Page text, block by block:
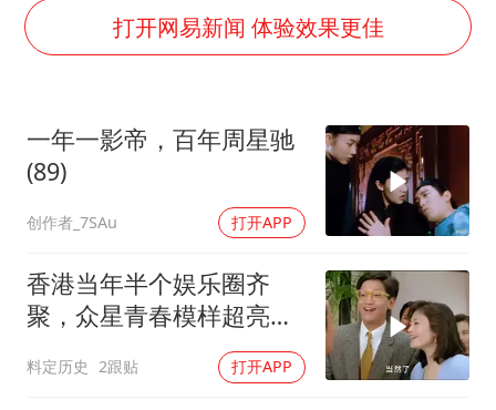
扎哈罗娃批广岛市长不提美国原子弹
泰国一女公务员妆容引争议 本人回应
奋进开新局 实干挑大梁
打开网易新闻 体验效果更佳
一年一影帝，百年周星驰
(89)
创作者_7SAu 打开APP
香港当年半个娱乐圈齐
聚，众星青春模样超亮
眼，星爷现身瞬间惊艳
料定历史 2跟贴 打开APP